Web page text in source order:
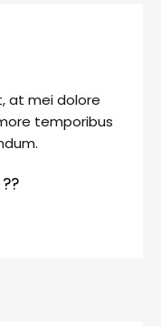
at mei dolore
temporibus